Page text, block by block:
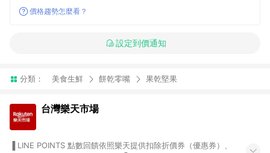
價格趨勢怎麼看？
設定到價通知
分類： 美食生鮮 餅乾零嘴 果乾堅果
台灣樂天市場